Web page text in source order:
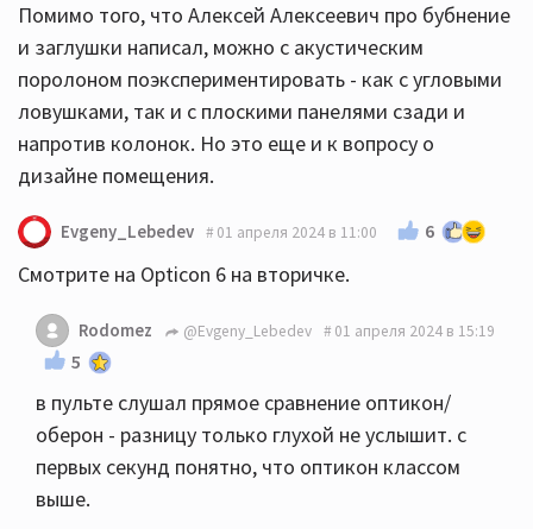
Помимо того, что Алексей Алексеевич про бубнение
и заглушки написал, можно с акустическим
поролоном поэкспериментировать - как с угловыми
ловушками, так и с плоскими панелями сзади и
напротив колонок. Но это еще и к вопросу о
дизайне помещения.
Evgeny_Lebedev 01 апреля 2024 в 11:00 6
Смотрите на Opticon 6 на вторичке.
Rodomez @Evgeny_Lebedev 01 апреля 2024 в 15:19
5
в пульте слушал прямое сравнение оптикон/
оберон - разницу только глухой не услышит. с
первых секунд понятно, что оптикон классом
выше.